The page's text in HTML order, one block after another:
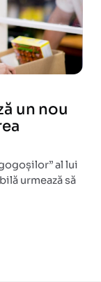
un nou
al lui
urmează să